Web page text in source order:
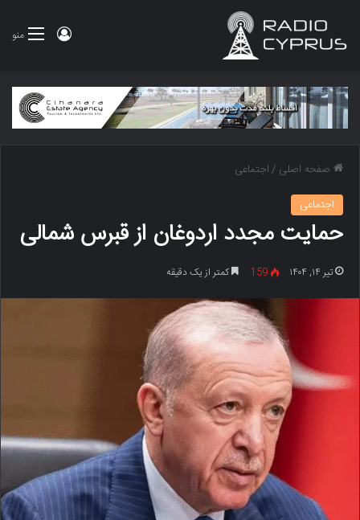
منو ورود
صفحه اصلی /اجتماعی
اجتماعی
حمایت مجدد اردوغان از قبرس شمالی
تیر ۱۴, ۱۴۰۴ 159 کمتر از یک دقیقه